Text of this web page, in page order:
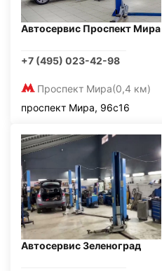
Автосервис Проспект Мира
+7 (495) 023-42-98
Проспект Мира(0,4 км)
проспект Мира, 96с16
Автосервис Зеленоград